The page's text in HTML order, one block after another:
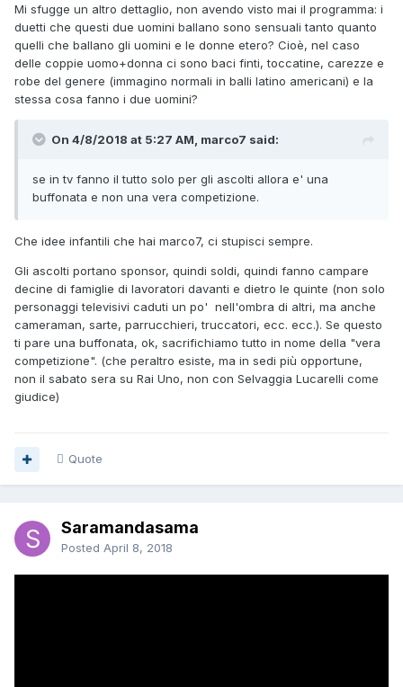
Mi sfugge un altro dettaglio, non avendo visto mai il programma: i
duetti che questi due uomini ballano sono sensuali tanto quanto
quelli che ballano gli uomini e le donne etero? Cioè, nel caso
delle coppie uomo+donna ci sono baci finti, toccatine, carezze e
robe del genere (immagino normali in balli latino americani) e la
stessa cosa fanno i due uomini?
On 4/8/2018 at 5:27 AM, marco7 said:
se in tv fanno il tutto solo per gli ascolti allora e' una
buffonata e non una vera competizione.
Che idee infantili che hai marco7, ci stupisci sempre.
Gli ascolti portano sponsor, quindi soldi, quindi fanno campare
decine di famiglie di lavoratori davanti e dietro le quinte (non solo
personaggi televisivi caduti un po' nell'ombra di altri, ma anche
cameraman, sarte, parrucchieri, truccatori, ecc. ecc.). Se questo
ti pare una buffonata, ok, sacrifichiamo tutto in nome della "vera
competizione". (che peraltro esiste, ma in sedi più opportune,
non il sabato sera su Rai Uno, non con Selvaggia Lucarelli come
giudice)
Quote
Saramandasama
Posted April 8, 2018